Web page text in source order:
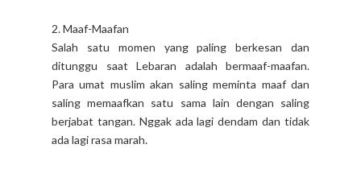
2. Maaf-Maafan
Salah satu momen yang paling berkesan dan
ditunggu saat Lebaran adalah bermaaf-maafan.
Para umat muslim akan saling meminta maaf dan
saling memaafkan satu sama lain dengan saling
berjabat tangan. Nggak ada lagi dendam dan tidak
ada lagi rasa marah.